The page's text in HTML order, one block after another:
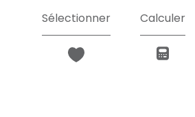
Sélectionner Calculer